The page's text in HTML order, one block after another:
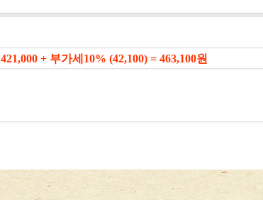
421,000 + 부가세10% (42,100) = 463,100원